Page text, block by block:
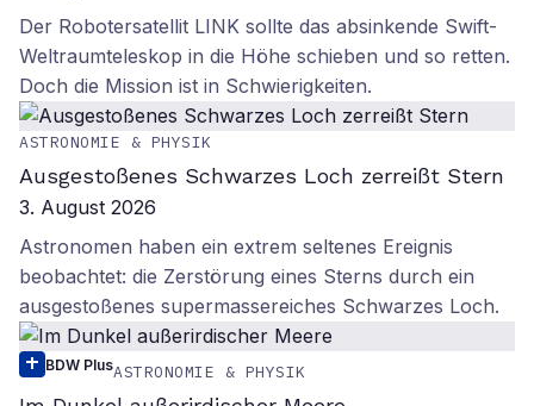
Der Robotersatellit LINK sollte das absinkende Swift-
Weltraumteleskop in die Höhe schieben und so retten.
Doch die Mission ist in Schwierigkeiten.
ASTRONOMIE & PHYSIK
Ausgestoßenes Schwarzes Loch zerreißt Stern
3. August 2026
Astronomen haben ein extrem seltenes Ereignis
beobachtet: die Zerstörung eines Sterns durch ein
ausgestoßenes supermassereiches Schwarzes Loch.
BDW PlusASTRONOMIE & PHYSIK